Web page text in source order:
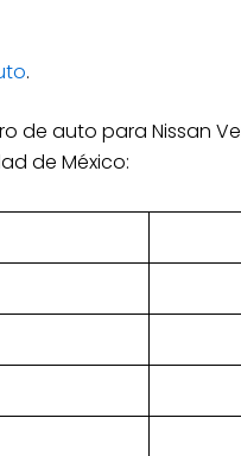
.
de auto para Nissan
de México: